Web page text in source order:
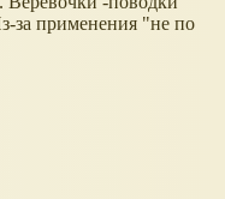
за применения "не по